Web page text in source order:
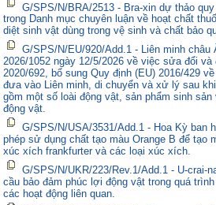
G/SPS/N/BRA/2513 - Bra-xin dự thảo
trong Danh mục chuyên luận về hoạt chất
diệt sinh vật dùng trong vệ sinh và chất bảo
G/SPS/N/EU/920/Add.1 - Liên minh châu
2026/1052 ngày 12/5/2026 về việc sửa đổi
2020/692, bổ sung Quy định (EU) 2016/429
đưa vào Liên minh, di chuyển và xử lý sau
gồm một số loài động vật, sản phẩm sinh
động vật.
G/SPS/N/USA/3531/Add.1 - Hoa Kỳ ban
phép sử dụng chất tạo màu Orange B để tạo
xúc xích frankfurter và các loại xúc xích.
G/SPS/N/UKR/223/Rev.1/Add.1 - U-crai-
cầu bảo đảm phúc lợi động vật trong quá
các hoạt động liên quan.